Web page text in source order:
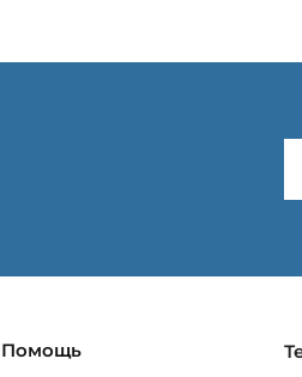
Помощь